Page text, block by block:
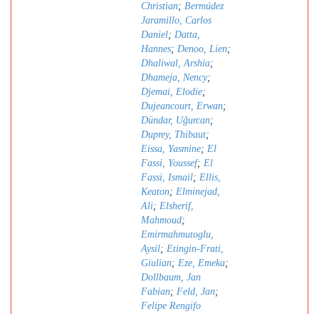
Christian; Bermúdez
Jaramillo, Carlos
Daniel; Datta,
Hannes; Denoo, Lien;
Dhaliwal, Arshia;
Dhameja, Nency;
Djemai, Elodie;
Dujeancourt, Erwan;
Dündar, Uǧurcan;
Duprey, Thibaut;
Eissa, Yasmine; El
Fassi, Youssef; El
Fassi, Ismail; Ellis,
Keaton; Elminejad,
Ali; Elsherif,
Mahmoud;
Emirmahmutoglu,
Aysil; Etingin-Frati,
Giulian; Eze, Emeka;
Dollbaum, Jan
Fabian; Feld, Jan;
Felipe Rengifo